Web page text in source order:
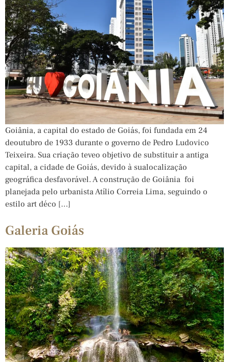
Goiânia, a capital do estado de Goiás, foi fundada em 24
deoutubro de 1933 durante o governo de Pedro Ludovico
Teixeira. Sua criação teveo objetivo de substituir a antiga
capital, a cidade de Goiás, devido à sualocalização
geográfica desfavorável. A construção de Goiânia foi
planejada pelo urbanista Atílio Correia Lima, seguindo o
estilo art déco […]
Galeria Goiás